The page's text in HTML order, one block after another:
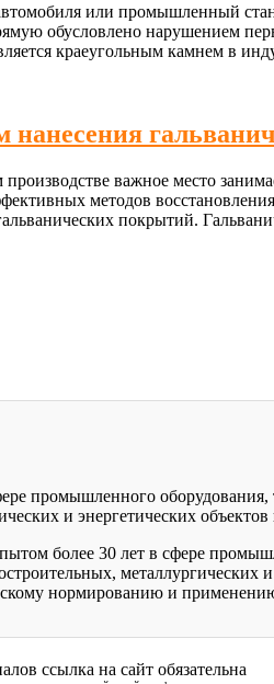
или промышленный
обусловлено нарушением
краеугольным камнем в
нанесения
важное место
методов
покрытий.
промышленного
и энергетических объектов
более 30 лет в сфере
металлургических
нормированию и
ссылка на сайт обязательна